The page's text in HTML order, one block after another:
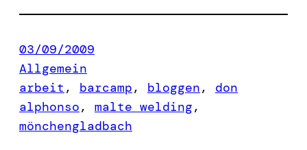
03/09/2009
Allgemein
arbeit , barcamp, bloggen, don
alphonso, malte welding
mönchengladbach